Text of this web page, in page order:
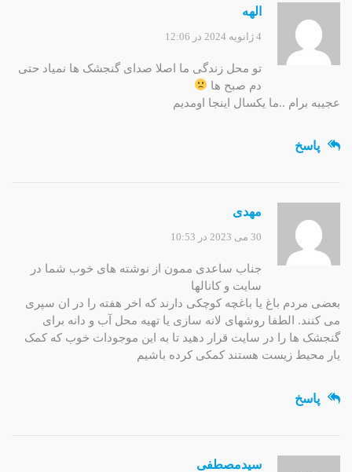
الهه
4 ژانویه 2024 در 12:06
تو محل زندگی ما اصلا صدای گنجشک ها نمیاد حتی
دم صبح ها
عجیبه برام ..ما یکسال اینجا اومدیم
پاسخ
مهدی
30 می 2023 در 10:53
جناب ساعدی ممون از نوشته های خوب شما در
سایت و کانالها
بعضی مردم باغ یا باغچه کوچکی دارند که اخر هفته را در ان سپری
می کنند. الطفا روشهای لانه سازی یا تهیه محل آب و دانه برای
گنجشک ها را در سایت قرار دهید تا به این موجودات خوب که کمک
یار محیط زیست هستند کمکی کرده باشیم
پاسخ
سیدمصطفی